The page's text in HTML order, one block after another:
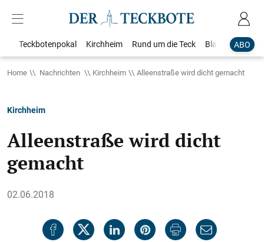
ABO
Teckbotenpokal Kirchheim Rund um die Teck Blaulicht
Home Nachrichten Kirchheim Alleenstraße wird dicht gemacht
Kirchheim
Alleenstraße wird dicht
gemacht
02.06.2018